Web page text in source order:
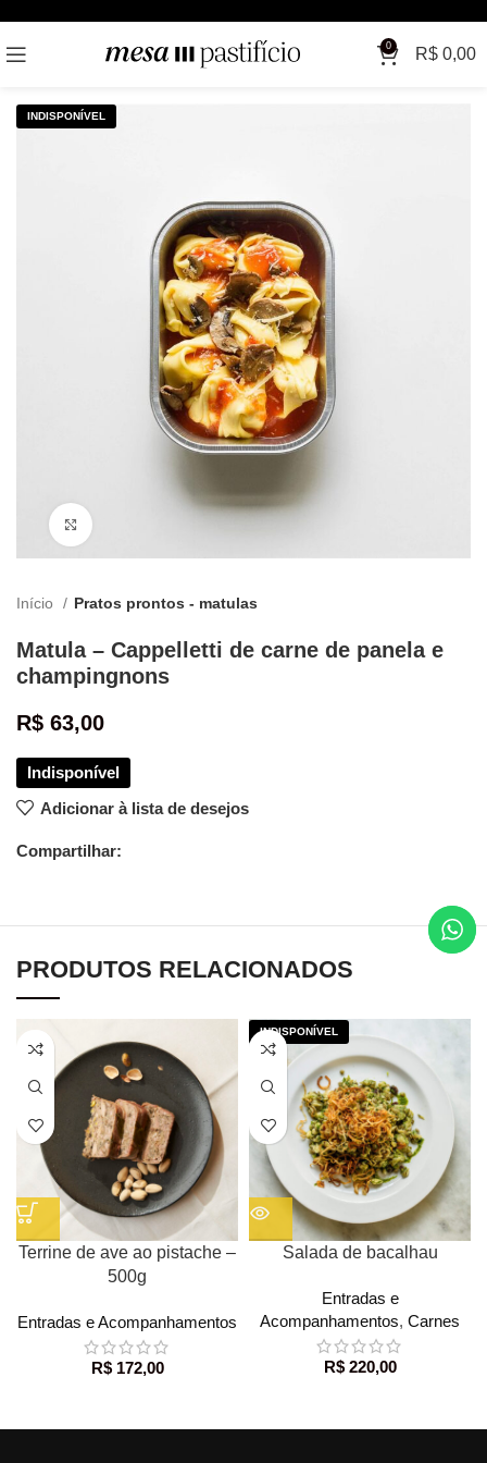
0 R$ 0,00
Início Pratos prontos - matulas
Matula – Cappelletti de carne de panela e
champingnons
R$ 63,00
Adicionar à lista de desejos
Compartilhar:
PRODUTOS RELACIONADOS
Terrine de ave ao pistache –
500g
Entradas e Acompanhamentos
R$172,00
Salada de bacalhau
Entradas e
Acompanhamentos, Carnes
R$220,00